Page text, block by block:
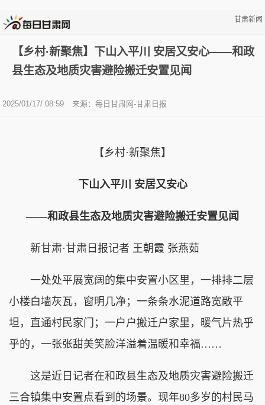
甘肃新闻
【乡村·新聚焦】下山入平川 安居又安心——和政
县生态及地质灾害避险搬迁安置见闻
2025/01/17/ 08:59 来源：每日甘肃网-甘肃日报
【乡村·新聚焦】
下山入平川 安居又安心
——和政县生态及地质灾害避险搬迁安置见闻
新甘肃·甘肃日报记者 王朝霞 张燕茹
一处处平展宽阔的集中安置小区里，一排排二层
小楼白墙灰瓦，窗明几净；一条条水泥道路宽敞平
坦，直通村民家门；一户户搬迁户家里，暖气片热乎
乎的，一张张甜美笑脸洋溢着温暖和幸福……
这是近日记者在和政县生态及地质灾害避险搬迁
三合镇集中安置点看到的场景。现年80多岁的村民马